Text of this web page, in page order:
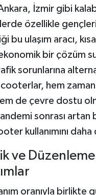
İzmir gibi
özellikle
bu ulaşım aracı,
bir çözüm
sorunlarına
hem
de çevre dostu
sonrası artan
kullanımını daha
ve
oranıyla birlikte